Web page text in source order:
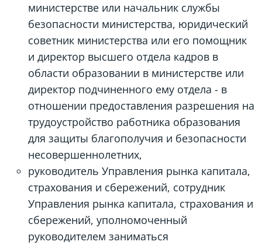
министерстве или начальник службы
безопасности министерства, юридический
советник министерства или его помощник
и директор высшего отдела кадров в
области образовании в министерстве или
директор подчиненного ему отдела - в
отношении предоставления разрешения на
трудоустройство работника образования
для защиты благополучия и безопасности
несовершеннолетних,
руководитель Управления рынка капитала,
страхования и сбережений, сотрудник
Управления рынка капитала, страхования и
сбережений, уполномоченный
руководителем заниматься